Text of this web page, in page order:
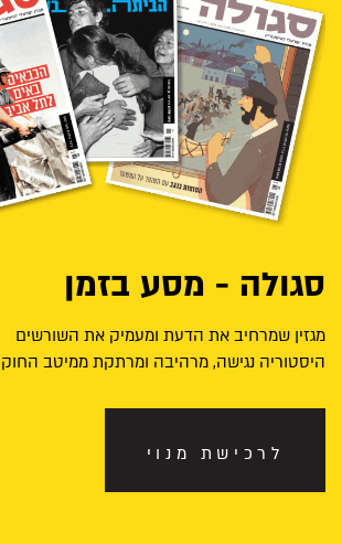
סגולה - מסע בזמן
מגזין שמרחיב את הדעת ומעמיק את השורשים
היסטוריה נגישה, מרהיבה ומרתקת ממיטב
לרכישת מנוי